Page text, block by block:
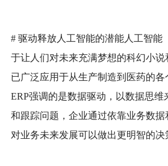
# 驱动释放人工智能的潜能人工智能
于让人们对未来充满梦想的科幻小
已广泛应用于从生产制造到医药的
ERP强调的是数据驱动，以数据思维
和跟踪问题，企业通过依靠业务数据
对业务未来发展可以做出更明智的决